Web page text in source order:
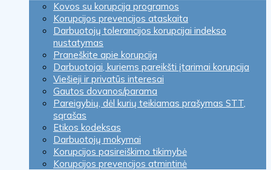
Kovos su korupcija programos
Korupcijos prevencijos ataskaita
Darbuotojų tolerancijos korupcijai indekso
nustatymas
Praneškite apie korupciją
Darbuotojai, kuriems pareikšti įtarimai korupcija
Viešieji ir privatūs interesai
Gautos dovanos/parama
Pareigybių, dėl kurių teikiamas prašymas STT,
sąrašas
Etikos kodeksas
Darbuotojų mokymai
Korupcijos pasireiškimo tikimybė
Korupcijos prevencijos atmintinė